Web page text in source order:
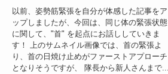
以前、姿勢筋緊張を自分が体感した記事をア
ップしましたが、今回は、同じ体の緊張状態
に関して、"首" を起点にお話ししていきま
す！ 上のサムネイル画像では、首の緊張よ
り、首の日焼け止めがファーストアプローチ
となりそうですが、 隊長から新人さんまで...